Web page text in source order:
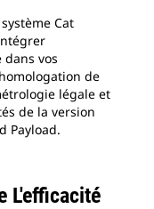
Cat
vos
de
légale et
de la version
Payload.
L'efficacité